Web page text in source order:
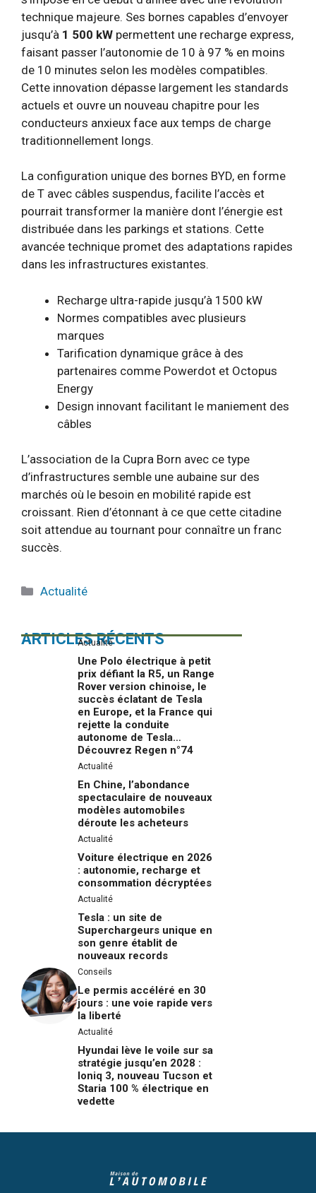
technique majeure. Ses bornes capables d’envoyer
jusqu’à 1 500 kW permettent une recharge express,
faisant passer l’autonomie de 10 à 97 % en moins
de 10 minutes selon les modèles compatibles.
Cette innovation dépasse largement les standards
actuels et ouvre un nouveau chapitre pour les
conducteurs anxieux face aux temps de charge
traditionnellement longs.
La configuration unique des bornes BYD, en forme
de T avec câbles suspendus, facilite l’accès et
pourrait transformer la manière dont l’énergie est
distribuée dans les parkings et stations. Cette
avancée technique promet des adaptations rapides
dans les infrastructures existantes.
Recharge ultra-rapide jusqu’à 1500 kW
Normes compatibles avec plusieurs
marques
Tarification dynamique grâce à des
partenaires comme Powerdot et Octopus
Energy
Design innovant facilitant le maniement des
câbles
L’association de la Cupra Born avec ce type
d’infrastructures semble une aubaine sur des
marchés où le besoin en mobilité rapide est
croissant. Rien d’étonnant à ce que cette citadine
soit attendue au tournant pour connaître un franc
succès.
Catégories
Actualité
ARTICLES RÉCENTS
Actualité
Une Polo électrique à petit
prix défiant la R5, un Range
Rover version chinoise, le
succès éclatant de Tesla
en Europe, et la France qui
rejette la conduite
autonome de Tesla…
Découvrez Regen n°74
Actualité
En Chine, l’abondance
spectaculaire de nouveaux
modèles automobiles
déroute les acheteurs
Actualité
Voiture électrique en 2026
: autonomie, recharge et
consommation décryptées
Actualité
Tesla : un site de
Superchargeurs unique en
son genre établit de
nouveaux records
Conseils
Le permis accéléré en 30
jours : une voie rapide vers
la liberté
Actualité
Hyundai lève le voile sur sa
stratégie jusqu’en 2028 :
Ioniq 3, nouveau Tucson et
Staria 100 % électrique en
vedette